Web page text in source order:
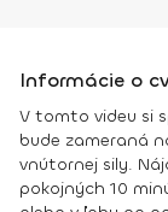
Informácie o
V tomto videu si
bude zameraná
vnútornej sily.
pokojných 10